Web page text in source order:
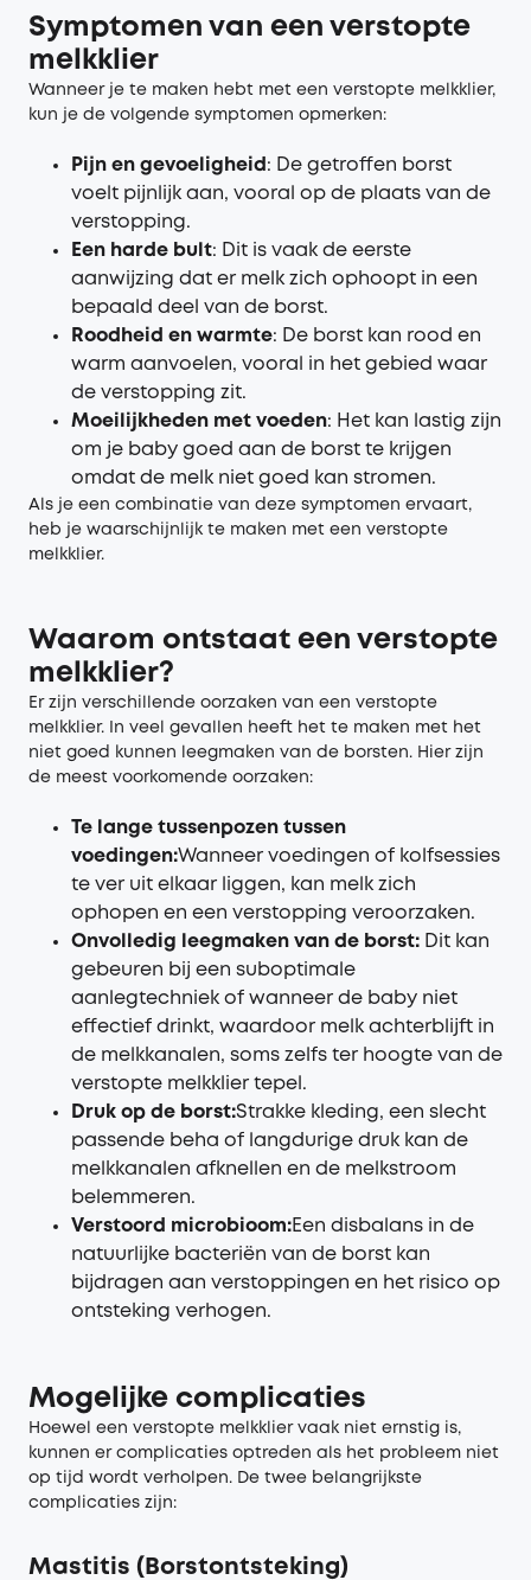
Symptomen van een verstopte
melkklier
Wanneer je te maken hebt met een verstopte melkklier,
kun je de volgende symptomen opmerken:
Pijn en gevoeligheid : De getroffen borst
voelt pijnlijk aan, vooral op de plaats van de
verstopping.
Een harde bult: Dit is vaak de eerste
aanwijzing dat er melk zich ophoopt in een
bepaald deel van de borst.
Roodheid en warmte: De borst kan rood en
warm aanvoelen, vooral in het gebied waar
de verstopping zit.
Moeilijkheden met voeden: Het kan lastig zijn
om je baby goed aan de borst te krijgen
omdat de melk niet goed kan stromen.
Als je een combinatie van deze symptomen ervaart,
heb je waarschijnlijk te maken met een verstopte
melkklier.
Waarom ontstaat een verstopte
melkklier?
Er zijn verschillende oorzaken van een verstopte
melkklier. In veel gevallen heeft het te maken met het
niet goed kunnen leegmaken van de borsten. Hier zijn
de meest voorkomende oorzaken:
Te lange tussenpozen tussen
voedingen:Wanneer voedingen of kolfsessies
te ver uit elkaar liggen, kan melk zich
ophopen en een verstopping veroorzaken.
Onvolledig leegmaken van de borst: Dit kan
gebeuren bij een suboptimale
aanlegtechniek of wanneer de baby niet
effectief drinkt, waardoor melk achterblijft in
de melkkanalen, soms zelfs ter hoogte van de
verstopte melkklier tepel.
Druk op de borst:Strakke kleding, een slecht
passende beha of langdurige druk kan de
melkkanalen afknellen en de melkstroom
belemmeren.
Verstoord microbioom: Een disbalans in de
natuurlijke bacteriën van de borst kan
bijdragen aan verstoppingen en het risico op
ontsteking verhogen.
Mogelijke complicaties
Hoewel een verstopte melkklier vaak niet ernstig is,
kunnen er complicaties optreden als het probleem niet
op tijd wordt verholpen. De twee belangrijkste
complicaties zijn:
Mastitis (Borstontsteking)